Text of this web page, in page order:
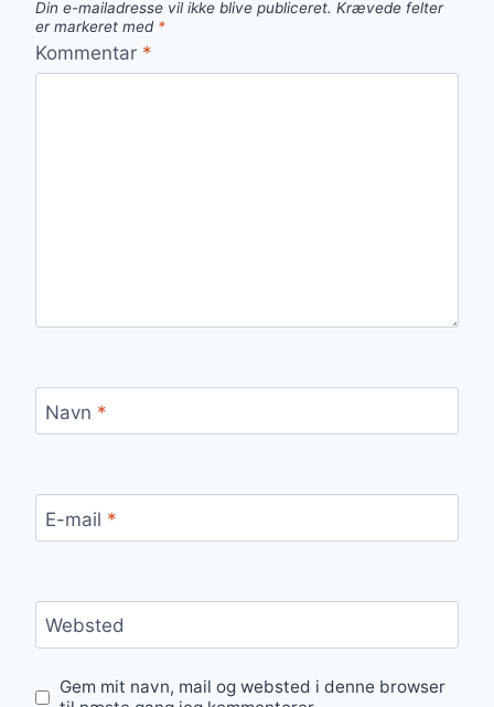
Din e-mailadresse vil ikke blive publiceret. Krævede felter
er markeret med *
Kommentar *
Navn *
E-mail *
Websted
Gem mit navn, mail og websted i denne browser